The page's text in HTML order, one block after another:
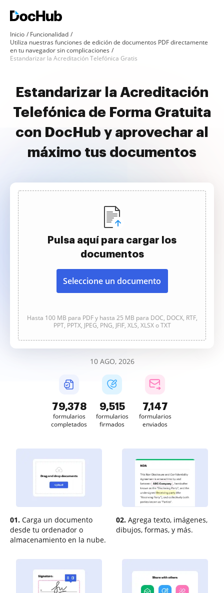
Inicio
Funcionalidad
Utiliza nuestras funciones de edición de documentos PDF directamente
en tu navegador sin complicaciones
Estandarizar la Acreditación Telefónica Gratis
Estandarizar la Acreditación
Telefónica de Forma Gratuita
con DocHub y aprovechar al
máximo tus documentos
Pulsa aquí para cargar los
documentos
Seleccione un documento
Hasta 100 MB para PDF y hasta 25 MB para DOC, DOCX, RTF,
PPT, PPTX, JPEG, PNG, JFIF, XLS, XLSX o TXT
10 AGO, 2026
79,378
formularios
completados
9,515
formularios
firmados
7,147
formularios
enviados
01. Carga un documento
desde tu ordenador o
almacenamiento en la nube.
02. Agrega texto, imágenes,
dibujos, formas, y más.